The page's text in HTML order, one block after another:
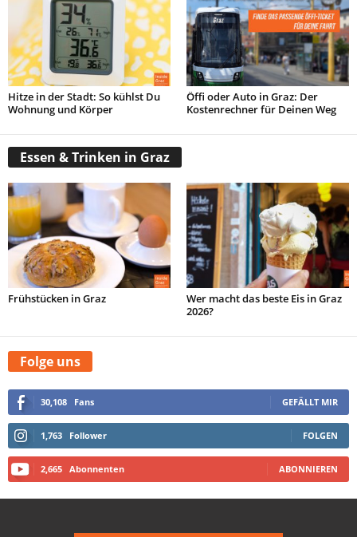
Hitze in der Stadt: So kühlst Du
Wohnung und Körper
Öffi oder Auto in Graz: Der
Kostenrechner für Deinen Weg
Essen & Trinken in Graz
Frühstücken in Graz
Wer macht das beste Eis in Graz
2026?
Folge uns
30,108 Fans GEFÄLLT MIR
1,763 Follower FOLGEN
2,665 Abonnenten ABONNIEREN